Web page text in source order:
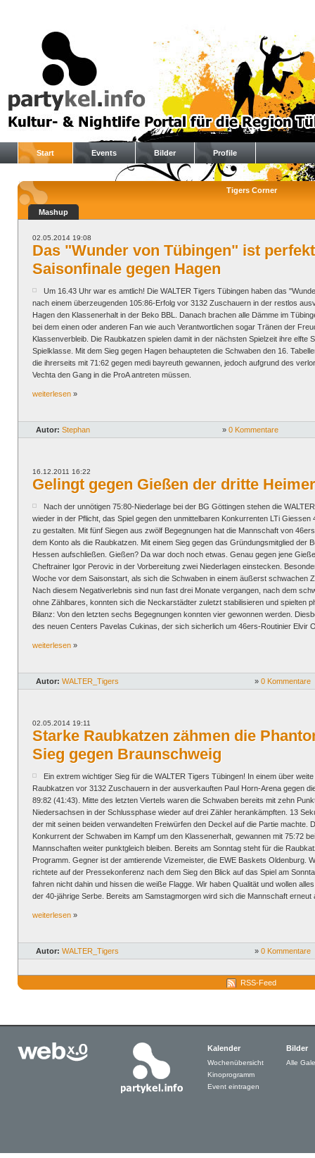
Start Events Bilder Profile
Tigers Corner
Mashup
02.05.2014 19:08
Das "Wunder von Tübingen" ist
Saisonfinale gegen Hagen
Um 16.43 Uhr war es amtlich! Die WALTER Tigers Tübingen haben das
nach einem überzeugenden 105:86-Erfolg vor 3132 Zuschauern in der restlos
Hagen den Klassenerhalt in der Beko BBL. Danach brachen alle Dämme im
bei dem einen oder anderen Fan wie auch Verantwortlichen sogar Tränen der
Klassenverbleib. Die Raubkatzen spielen damit in der nächsten Spielzeit ihre elfte
Spielklasse. Mit dem Sieg gegen Hagen behaupteten die Schwaben den 16.
die ihrerseits mit 71:62 gegen medi bayreuth gewannen, jedoch aufgrund des
Vechta den Gang in die ProA antreten müssen.
weiterlesen »
Autor: Stephan » 0 Kommentare
16.12.2011 16:22
Gelingt gegen Gießen der dritte
Nach der unnötigen 75:80-Niederlage bei der BG Göttingen stehen die
wieder in der Pflicht, das Spiel gegen den unmittelbaren Konkurrenten LTi
zu gestalten. Mit fünf Siegen aus zwölf Begegnungen hat die Mannschaft von
dem Konto als die Raubkatzen. Mit einem Sieg gegen das Gründungsmitglied der
Hessen aufschließen. Gießen? Da war doch noch etwas. Genau gegen jene
Cheftrainer Igor Perovic in der Vorbereitung zwei Niederlagen einstecken.
Woche vor dem Saisonstart, als sich die Schwaben in einem äußerst schwachen
Nach diesem Negativerlebnis sind nun fast drei Monate vergangen, nach dem
ohne Zählbares, konnten sich die Neckarstädter zuletzt stabilisieren und spielten
Bilanz: Von den letzten sechs Begegnungen konnten vier gewonnen werden.
des neuen Centers Pavelas Cukinas, der sich sicherlich um 46ers-Routinier Elvir
weiterlesen »
Autor: WALTER_Tigers » 0 Kommentare
02.05.2014 19:11
Starke Raubkatzen zähmen die
Sieg gegen Braunschweig
Ein extrem wichtiger Sieg für die WALTER Tigers Tübingen! In einem über
Raubkatzen vor 3132 Zuschauern in der ausverkauften Paul Horn-Arena gegen
89:82 (41:43). Mitte des letzten Viertels waren die Schwaben bereits mit zehn
Niedersachsen in der Schlussphase wieder auf drei Zähler herankämpften. 13
der mit seinen beiden verwandelten Freiwürfen den Deckel auf die Partie machte.
Konkurrent der Schwaben im Kampf um den Klassenerhalt, gewannen mit 75:72
Mannschaften weiter punktgleich bleiben. Bereits am Sonntag steht für die
Programm. Gegner ist der amtierende Vizemeister, die EWE Baskets Oldenburg.
richtete auf der Pressekonferenz nach dem Sieg den Blick auf das Spiel am
fahren nicht dahin und hissen die weiße Flagge. Wir haben Qualität und wollen
der 40-jährige Serbe. Bereits am Samstagmorgen wird sich die Mannschaft
weiterlesen »
Autor: WALTER_Tigers » 0 Kommentare
RSS-Feed
Kalender
Wochenübersicht
Kinoprogramm
Event eintragen
Bilder
Alle